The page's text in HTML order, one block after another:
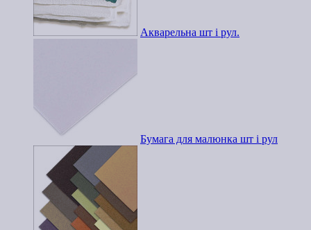
Акварельна шт і рул.
Бумага для малюнка шт і рул